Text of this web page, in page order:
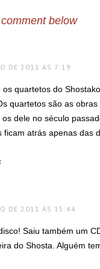
below
DE 2011 ÀS 7:19
os quartetos do
quartetos são as
dele no século
ficam atrás apenas das
DE 2011 ÀS 15:44
Saiu também um
do Shosta. Alguém